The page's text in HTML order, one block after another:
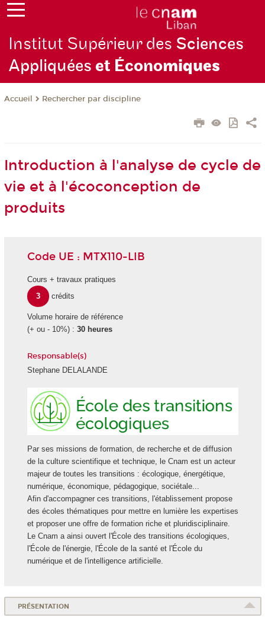
Institut Supérieur des Sciences
Appliquéeset Économiques
Accueil Rechercher par discipline
Introduction à l'analyse de cycle de
vie et à l'écoconception de
produits
Code UE : MTX110-LIB
Cours + travaux pratiques
3
crédits
Volume horaire de référence
(+ ou - 10%) : 30 heures
Responsable(s)
Stephane DELALANDE
Par ses missions de formation, de recherche et de diffusion
de la culture scientifique et technique, le Cnam est un acteur
majeur de toutes les transitions : écologique, énergétique,
numérique, économique, pédagogique, sociétale...
Afin d'accompagner ces transitions, l'établissement propose
des écoles thématiques pour mettre en lumière les expertises
et proposer une offre de formation riche et pluridisciplinaire.
Le Cnam a ainsi ouvert l'École des transitions écologiques,
l'École de l'énergie, l'École de la santé et l'École du
numérique et de l'intelligence artificielle.
PRÉSENTATION